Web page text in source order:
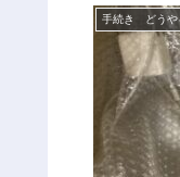
手続き どうや